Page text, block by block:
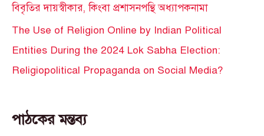
বিবৃতির দায়স্বীকার, কিংবা প্রশাসনপন্থি অধ্যাপকনামা
The Use of Religion Online by Indian Political
Entities During the 2024 Lok Sabha Election:
Religiopolitical Propaganda on Social Media?
পাঠকের মন্তব্য